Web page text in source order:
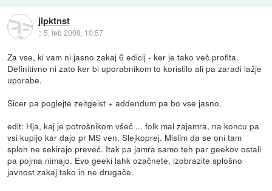
jlpktnst
::5. feb 2009, 10:57
Za vse, ki vam ni jasno zakaj 6 edicij - ker je tako več profita.
Definitivno ni zato ker bi uporabnikom to koristilo ali pa zaradi lažje
uporabe.
Sicer pa poglejte zeitgeist + addendum pa bo vse jasno.
edit: Hja, kaj je potrošnikom všeč ... folk mal zajamra, na koncu pa
vsi kupijo kar dajo pr MS ven. Slejkoprej. Mislim da se oni tam
sploh ne sekirajo preveč. Itak pa jamra samo teh par geekov ostali
pa pojma nimajo. Evo geeki lahk ozačnete, izobrazite splošno
javnost zakaj tako in ne drugače.